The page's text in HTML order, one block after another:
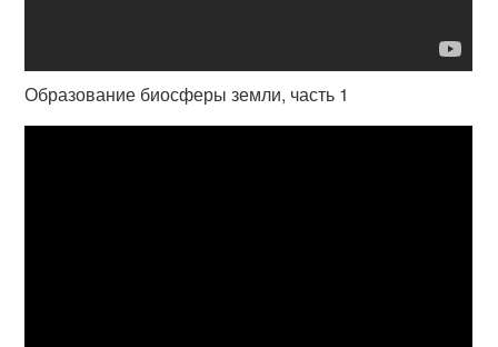
Образование биосферы земли, часть 1